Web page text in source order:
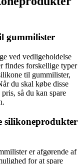
gummilister
ved vedligeholdelse
findes forskellige typer
til gummilister,
du skal købe disse
så du kan spare
silikoneprodukter
er afgørende af
for at spare